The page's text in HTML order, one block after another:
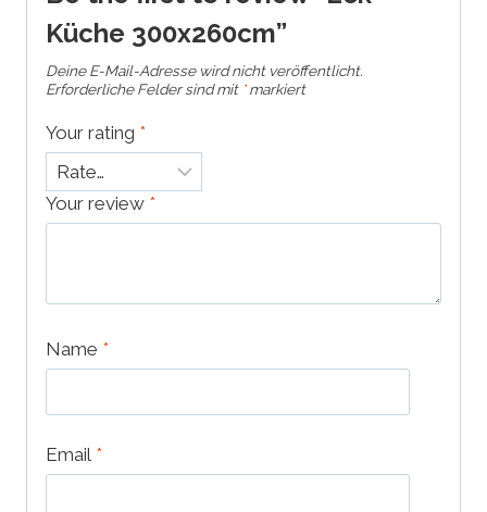
Küche 300x260cm”
Deine E-Mail-Adresse wird nicht veröffentlicht.
Erforderliche Felder sind mit *markiert
Your rating *
Your review *
Name *
Email *